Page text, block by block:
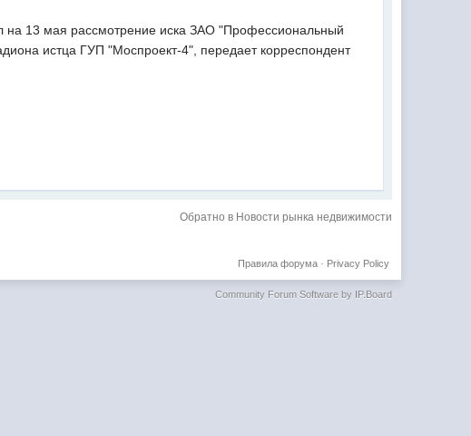
на 13 мая рассмотрение иска ЗАО "Профессиональный
истца ГУП "Моспроект-4", передает корреспондент
Обратно в Новости рынка недвижимости
Privacy Policy
Правила форума·
Community Forum Software by IP.Board